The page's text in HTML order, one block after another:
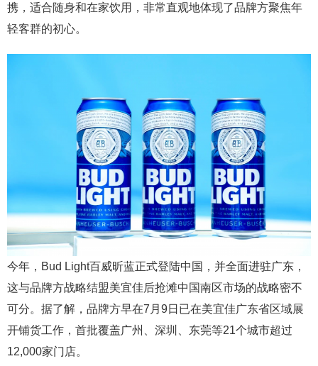
携，适合随身和在家饮用，非常直观地体现了品牌方聚焦年
轻客群的初心。
今年，Bud Light百威昕蓝正式登陆中国，并全面进驻广东，
这与品牌方战略结盟美宜佳后抢滩中国南区市场的战略密不
可分。据了解，品牌方早在7月9日已在美宜佳广东省区域展
开铺货工作，首批覆盖广州、深圳、东莞等21个城市超过
12,000家门店。